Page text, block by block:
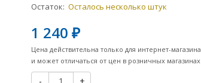
Остаток: Осталось несколько штук
1 240₽
Цена действительна только для интернет-магазина
и может отличаться от цен в розничных магазинах
- +